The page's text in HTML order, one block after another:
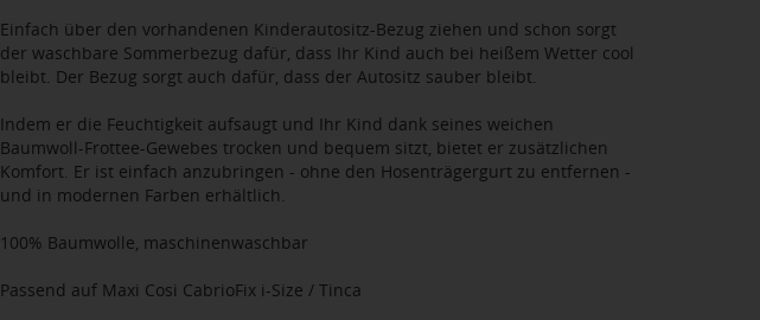
Einfach über den vorhandenen Kinderautositz-Bezug ziehen und schon sorgt
der waschbare Sommerbezug dafür, dass Ihr Kind auch bei heißem Wetter cool
bleibt. Der Bezug sorgt auch dafür, dass der Autositz sauber bleibt.
Indem er die Feuchtigkeit aufsaugt und Ihr Kind dank seines weichen
Baumwoll-Frottee-Gewebes trocken und bequem sitzt, bietet er zusätzlichen
Komfort. Er ist einfach anzubringen - ohne den Hosenträgergurt zu entfernen -
und in modernen Farben erhältlich.
100% Baumwolle, maschinenwaschbar
Passend auf Maxi Cosi CabrioFix i-Size / Tinca